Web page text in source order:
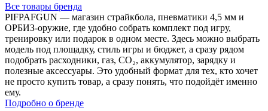
Все товары бренда
PIFPAFGUN — магазин страйкбола, пневматики 4,5 мм и
ОРБИЗ-оружие, где удобно собрать комплект под игру,
тренировку или подарок в одном месте. Здесь можно выбрать
модель под площадку, стиль игры и бюджет, а сразу рядом
подобрать расходники, газ, CO₂, аккумулятор, зарядку и
полезные аксессуары. Это удобный формат для тех, кто хочет
не просто купить товар, а сразу понять, что подойдёт именно
ему.
Подробно о бренде